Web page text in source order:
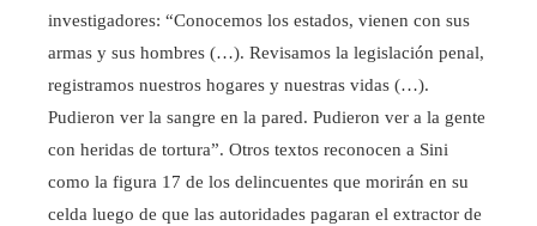
investigadores: “Conocemos los estados, vienen con sus
armas y sus hombres (…). Revisamos la legislación penal,
registramos nuestros hogares y nuestras vidas (…).
Pudieron ver la sangre en la pared. Pudieron ver a la gente
con heridas de tortura”. Otros textos reconocen a Sini
como la figura 17 de los delincuentes que morirán en su
celda luego de que las autoridades pagaran el extractor de